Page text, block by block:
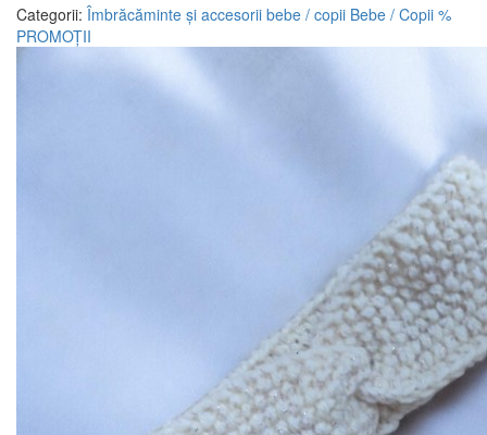
Categorii: Îmbrăcăminte și accesorii bebe / copii Bebe / Copii %
PROMOȚII